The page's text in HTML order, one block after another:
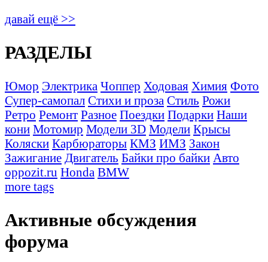
давай ещё >>
РАЗДЕЛЫ
Юмор Электрика Чоппер Ходовая Химия Фото
Супер-самопал Стихи и проза Стиль Рожи
Ретро Ремонт Разное Поездки Подарки Наши
кони Мотомир Модели 3D Модели Крысы
Коляски Карбюраторы КМЗ ИМЗ Закон
Зажигание Двигатель Байки про байки Авто
oppozit.ru Honda BMW
more tags
Активные обсуждения
форума